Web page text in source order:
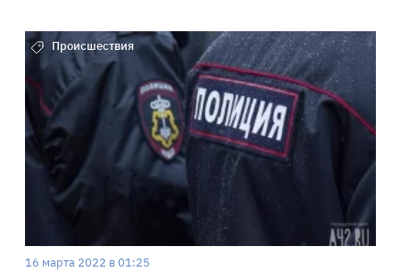
Происшествия
16 марта 2022 в 01:25